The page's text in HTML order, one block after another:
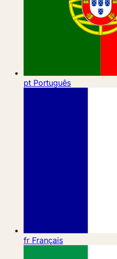
pt Português
fr Français